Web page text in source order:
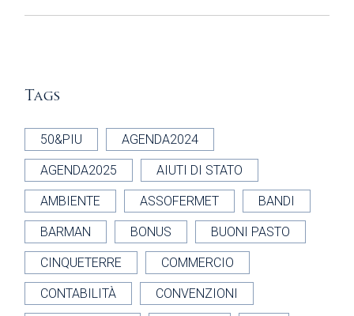
Tags
50&PIU AGENDA2024
AGENDA2025 AIUTI DI STATO
AMBIENTE ASSOFERMET BANDI
BARMAN BONUS BUONI PASTO
CINQUETERRE COMMERCIO
CONTABILITÀ CONVENZIONI